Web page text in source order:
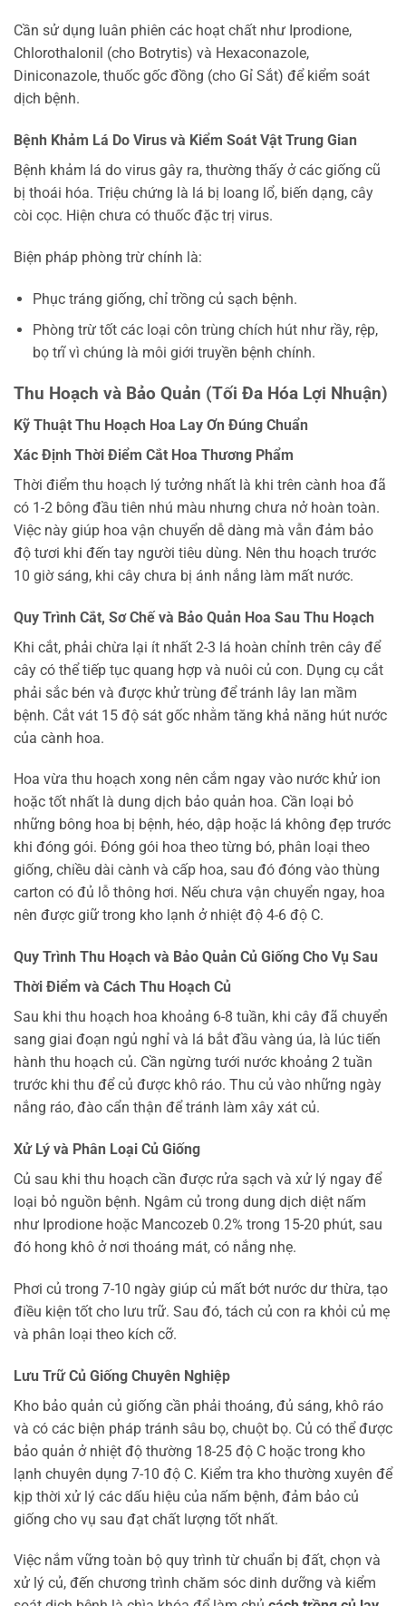
Cần sử dụng luân phiên các hoạt chất như Iprodione,
Chlorothalonil (cho Botrytis) và Hexaconazole,
Diniconazole, thuốc gốc đồng (cho Gỉ Sắt) để kiểm soát
dịch bệnh.
Bệnh Khảm Lá Do Virus và Kiểm Soát Vật Trung Gian
Bệnh khảm lá do virus gây ra, thường thấy ở các giống cũ
bị thoái hóa. Triệu chứng là lá bị loang lổ, biến dạng, cây
còi cọc. Hiện chưa có thuốc đặc trị virus.
Biện pháp phòng trừ chính là:
Phục tráng giống, chỉ trồng củ sạch bệnh.
Phòng trừ tốt các loại côn trùng chích hút như rầy, rệp,
bọ trĩ vì chúng là môi giới truyền bệnh chính.
Thu Hoạch và Bảo Quản (Tối Đa Hóa Lợi Nhuận)
Kỹ Thuật Thu Hoạch Hoa Lay Ơn Đúng Chuẩn
Xác Định Thời Điểm Cắt Hoa Thương Phẩm
Thời điểm thu hoạch lý tưởng nhất là khi trên cành hoa đã
có 1-2 bông đầu tiên nhú màu nhưng chưa nở hoàn toàn.
Việc này giúp hoa vận chuyển dễ dàng mà vẫn đảm bảo
độ tươi khi đến tay người tiêu dùng. Nên thu hoạch trước
10 giờ sáng, khi cây chưa bị ánh nắng làm mất nước.
Quy Trình Cắt, Sơ Chế và Bảo Quản Hoa Sau Thu Hoạch
Khi cắt, phải chừa lại ít nhất 2-3 lá hoàn chỉnh trên cây để
cây có thể tiếp tục quang hợp và nuôi củ con. Dụng cụ cắt
phải sắc bén và được khử trùng để tránh lây lan mầm
bệnh. Cắt vát 15 độ sát gốc nhằm tăng khả năng hút nước
của cành hoa.
Hoa vừa thu hoạch xong nên cắm ngay vào nước khử ion
hoặc tốt nhất là dung dịch bảo quản hoa. Cần loại bỏ
những bông hoa bị bệnh, héo, dập hoặc lá không đẹp trước
khi đóng gói. Đóng gói hoa theo từng bó, phân loại theo
giống, chiều dài cành và cấp hoa, sau đó đóng vào thùng
carton có đủ lỗ thông hơi. Nếu chưa vận chuyển ngay, hoa
nên được giữ trong kho lạnh ở nhiệt độ 4-6 độ C.
Quy Trình Thu Hoạch và Bảo Quản Củ Giống Cho Vụ Sau
Thời Điểm và Cách Thu Hoạch Củ
Sau khi thu hoạch hoa khoảng 6-8 tuần, khi cây đã chuyển
sang giai đoạn ngủ nghỉ và lá bắt đầu vàng úa, là lúc tiến
hành thu hoạch củ. Cần ngừng tưới nước khoảng 2 tuần
trước khi thu để củ được khô ráo. Thu củ vào những ngày
nắng ráo, đào cẩn thận để tránh làm xây xát củ.
Xử Lý và Phân Loại Củ Giống
Củ sau khi thu hoạch cần được rửa sạch và xử lý ngay để
loại bỏ nguồn bệnh. Ngâm củ trong dung dịch diệt nấm
như Iprodione hoặc Mancozeb 0.2% trong 15-20 phút, sau
đó hong khô ở nơi thoáng mát, có nắng nhẹ.
Phơi củ trong 7-10 ngày giúp củ mất bớt nước dư thừa, tạo
điều kiện tốt cho lưu trữ. Sau đó, tách củ con ra khỏi củ mẹ
và phân loại theo kích cỡ.
Lưu Trữ Củ Giống Chuyên Nghiệp
Kho bảo quản củ giống cần phải thoáng, đủ sáng, khô ráo
và có các biện pháp tránh sâu bọ, chuột bọ. Củ có thể được
bảo quản ở nhiệt độ thường 18-25 độ C hoặc trong kho
lạnh chuyên dụng 7-10 độ C. Kiểm tra kho thường xuyên để
kịp thời xử lý các dấu hiệu của nấm bệnh, đảm bảo củ
giống cho vụ sau đạt chất lượng tốt nhất.
Việc nắm vững toàn bộ quy trình từ chuẩn bị đất, chọn và
xử lý củ, đến chương trình chăm sóc dinh dưỡng và kiểm